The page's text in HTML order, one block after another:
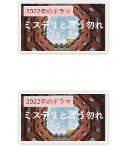
2022年のドラマ
2022年のドラマ